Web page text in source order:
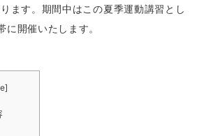
ます。期間中はこの夏季運動講習とし
に開催いたします。
]